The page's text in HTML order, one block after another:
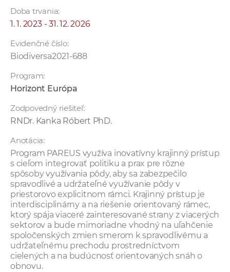
Doba trvania:
1. 1. 2023 - 31. 12. 2026
Evidenčné číslo:
Biodiversa2021-688
Program:
Horizont Európa
Zodpovedný riešiteľ:
RNDr. Kanka Róbert PhD.
Anotácia:
Program PAREUS využíva inovatívny krajinný prístup
s cieľom integrovať politiku a prax pre rôzne
spôsoby využívania pôdy, aby sa zabezpečilo
spravodlivé a udržateľné využívanie pôdy v
priestorovo explicitnom rámci. Krajinný prístup je
interdisciplinárny a na riešenie orientovaný rámec,
ktorý spája viaceré zainteresované strany z viacerých
sektorov a bude mimoriadne vhodný na uľahčenie
spoločenských zmien smerom k spravodlivému a
udržateľnému prechodu prostredníctvom
cielených a na budúcnosť orientovaných snáh o
obnovu.